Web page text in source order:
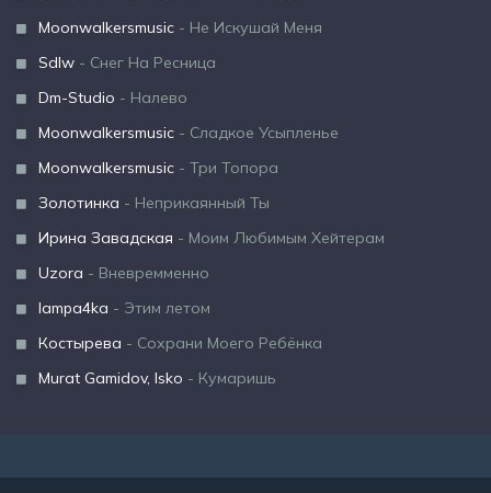
Moonwalkersmusic - Не Искушай Меня
Sdlw - Снег На Ресница
Dm-Studio - Налево
Moonwalkersmusic - Сладкое Усыпленье
Moonwalkersmusic - Три Топора
Золотинка - Неприкаянный Ты
Ирина Завадская - Моим Любимым Хейтерам
Uzora - Вневремменно
lampa4ka - Этим летом
Костырева - Сохрани Моего Ребёнка
Murat Gamidov, Isko - Кумаришь